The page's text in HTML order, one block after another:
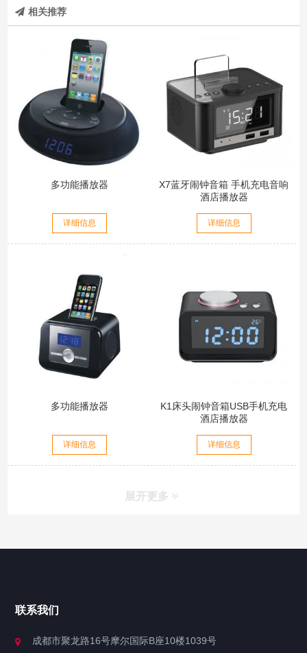
相关推荐
多功能播放器
详细信息
X7蓝牙闹钟音箱 手机充电音响
酒店播放器
详细信息
多功能播放器
详细信息
K1床头闹钟音箱USB手机充电
酒店播放器
详细信息
展开更多
联系我们
成都市聚龙路16号摩尔国际B座10楼1039号